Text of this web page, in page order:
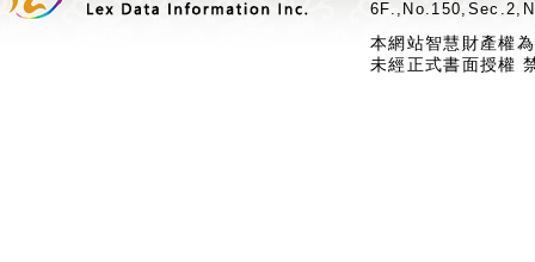
本網站智慧財產權
未經正式書面授權